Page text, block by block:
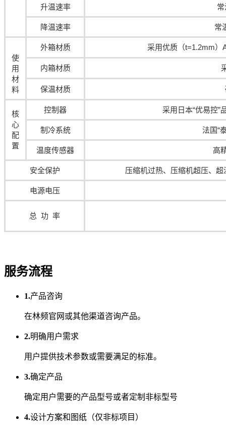
升温速率
降温速率 常
使
用
材
料
外箱材质 采用优质（t=1.2mm）
内箱材质
保温材质
核
心
配
置
控制器 采用日本“优易控”
制冷系统 法国“
温度传感器 高
安全保护 压缩机过热、压缩机超压、
电源电压
总 功 率
服务流程
1.产品咨询
在林频官网或其他渠道咨询产品。
2.明确用户需求
用户提供技术参数或需要满足的标准。
3.确定产品
确定用户需要的产品型号或者定制非标型号
4.设计方案和图纸（仅非标项目）